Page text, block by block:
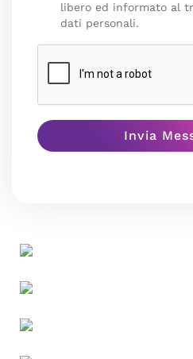
libero ed informato al
dati personali.